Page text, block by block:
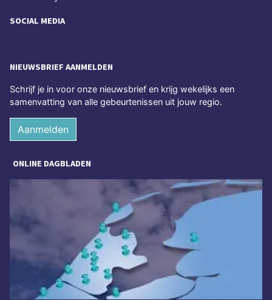
SOCIAL MEDIA
NIEUWSBRIEF AANMELDEN
Schrijf je in voor onze nieuwsbrief en krijg wekelijks een
samenvatting van alle gebeurtenissen uit jouw regio.
Aanmelden
ONLINE DAGBLADEN